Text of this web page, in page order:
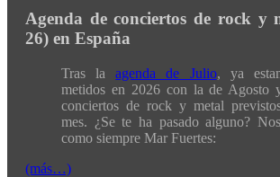
Agenda de conciertos de rock y
26) en España
Tras laagenda de Julio, ya
metidos en 2026 con la de Agosto
conciertos de rock y metal
mes. ¿Se te ha pasado alguno?
como siempre Mar Fuertes:
(más…)